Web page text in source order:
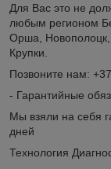
Для Вас это не
любым регионом
Орша, Новополоцк,
Крупки.
Позвоните нам:
- Гарантийные
Мы взяли на себя
дней
Технология